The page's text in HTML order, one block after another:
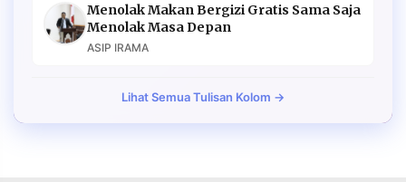
Menolak Makan Bergizi Gratis Sama Saja
Menolak Masa Depan
ASIP IRAMA
Lihat Semua Tulisan Kolom →